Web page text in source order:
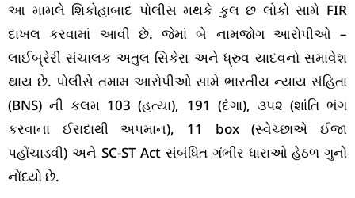
આ મામલે શિકોહાબાદ પોલીસ મથકે કુલ છ લોકો સામે FIR
દાખલ કરવામાં આવી છે. જેમાં બે નામજોગ આરોપીઓ –
લાઈબ્રેરી સંચાલક અતુલ સિકેરા અને ધ્રુવ યાદવનો સમાવેશ
થાય છે. પોલીસે તમામ આરોપીઓ સામે ભારતીય ન્યાય સંહિતા
(BNS) ની કલમ 103 (હત્યા), 191 (દંગા), ૩૫૨ (શાંતિ ભંગ
કરવાના ઈરાદાથી અપમાન), 11 box (સ્વેચ્છાએ ઈજા
પહોંચાડવી) અને SC-ST Act સંબંધિત ગંભીર ધારાઓ હેઠળ ગુનો
નોંધ્યો છે.